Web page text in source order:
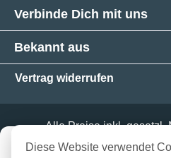
in 3-5 Werktagen bei dir
Verbinde Dich mit uns
Bekannt aus
Vertrag widerrufen
Alle Preise inkl. gesetzl.
Versandkosten und ggf.
Diese Website verwendet